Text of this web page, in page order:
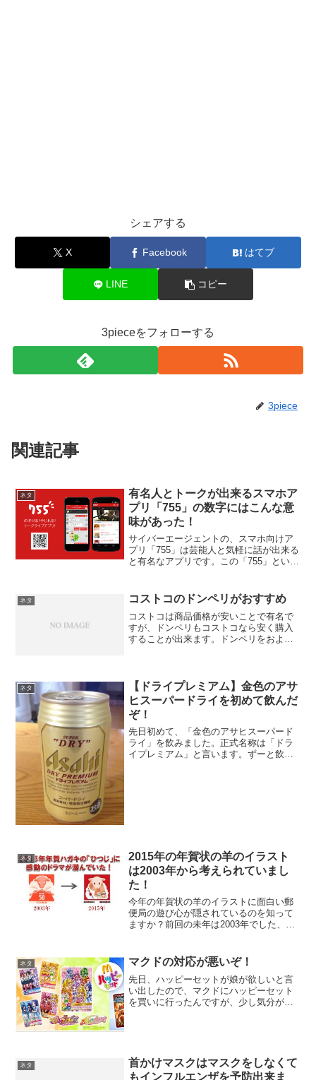
シェアする
X Facebook はてブ
LINE コピー
3pieceをフォローする
3piece
関連記事
ネタ
有名人とトークが出来るスマホア
プリ「755」の数字にはこんな意
味があった！
サイバーエージェントの、スマホ向けア
プリ「755」は芸能人と気軽に話が出来る
と有名なアプリです。この「755」という
の良い人物と言えば、真っ先に思い浮か
ぶのが、ホリエモ...
ネタ コストコのドンペリがおすすめ
コストコは商品価格が安いことで有名で
すが、ドンペリもコストコなら安く購入
することが出来ます。ドンペリをおよそ
購入すること...
ネタ
【ドライプレミアム】金色のアサ
ヒスーパードライを初めて飲んだ
ぞ！
先日初めて、「金色のアサヒスーパード
ライ」を飲みました。正式名称は「ドラ
イプレミアム」と言います。ずーと飲み
ネタ
2015年の年賀状の羊のイラスト
は2003年から考えられていまし
た！
今年の年賀状の羊のイラストに面白い郵
便局の遊び心が隠されているのを知って
ますか？前回の未年は2003年でした、そ
年後の今年2015年は、その羊のイラスト
に大きな変化が...
ネタ マクドの対応が悪いぞ！
先日、ハッピーセットが娘が欲しいと言
い出したので、マクドにハッピーセット
を買いに行ったんですが、少し気分が悪
ネタ
首かけマスクはマスクをしなくて
もインフルエンザを予防出来ま